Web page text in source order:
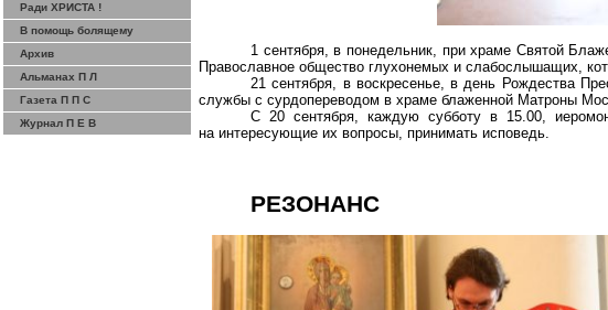
Ради ХРИСТА !
В помощь болящему
Архив
Альманах П Л
Газета П П С
Журнал П Е В
1 сентября, в понедельник, при храме Святой
Православное общество глухонемых и слабослышащих,
21 сентября, в воскресенье, в день Рождества
службы с сурдопереводом в храме блаженной Матроны
С 20 сентября, каждую субботу в 15.00,
на интересующие их вопросы, принимать исповедь.
РЕЗОНАНС